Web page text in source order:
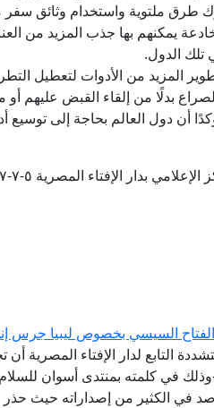
طرق ملتوية واستخدام وثائق
يمكنهم بها جذب المزيد من
تلك الدول.
المزيد من الأدوات لتعطيل
بدلًا من إلقاء القبض عليهم
أن دول العالم بحاجة إلى توسيع
بدار الإفتاء المصرية ٥-٧-٢٠١٧م
السيسي بخصوص ليبيا جرس
التابع لدار الإفتاء المصرية
في كلمته بمنتدى أسوان
في الكثير من إصداراته حيث